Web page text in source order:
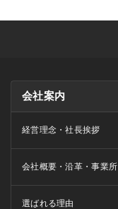
会社案内
経営理念・社長挨拶
会社概要・沿革・事業所
選ばれる理由